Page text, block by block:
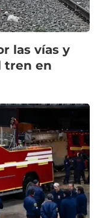
las vías y
tren en